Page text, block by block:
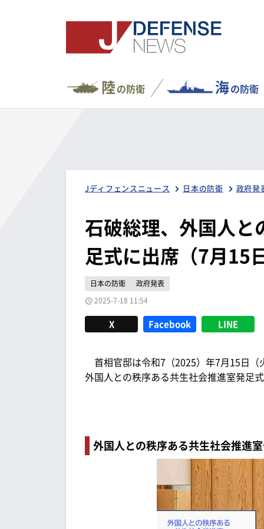
陸の防衛 海の防衛
Jディフェンスニュース 日本の防衛 政府発
石破総理、外国人と
足式に出席（7月15
日本の防衛
政府発表
2025-7-18 11:54
X Facebook LINE
首相官邸は令和7（2025）年7月15日（
外国人との秩序ある共生社会推進室発足
外国人との秩序ある共生社会推進